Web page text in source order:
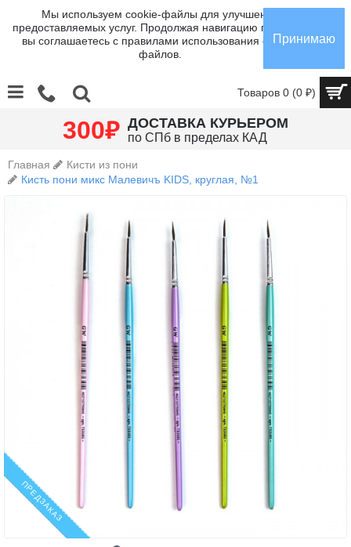
Мы используем cookie-файлы для улучшения
предоставляемых услуг. Продолжая навигацию по сайту,
вы соглашаетесь с правилами использования cookie-
файлов.
Принимаю
Товаров 0 (0 ₽)
300₽ ДОСТАВКА КУРЬЕРОМ
по СПб в пределах КАД
Главная
Кисти из пони
Кисть пони микс Малевичъ KIDS, круглая, №1
ПРЕДЗАКАЗ